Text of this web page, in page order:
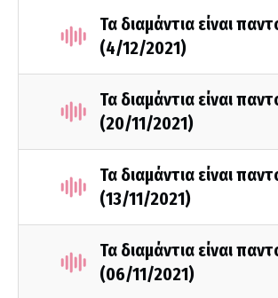
Τα διαμάντια είναι
(4/12/2021)
Τα διαμάντια είναι
(20/11/2021)
Τα διαμάντια είναι
(13/11/2021)
Τα διαμάντια είναι
(06/11/2021)